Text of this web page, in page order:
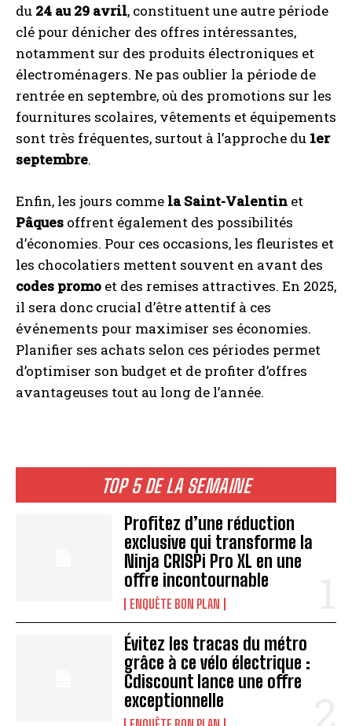
TOP 5 DE LA SEMAINE
Profitez d’une réduction
exclusive qui transforme la
Ninja CRISPi Pro XL en une
offre incontournable
ENQUÊTE BON PLAN
Évitez les tracas du métro
grâce à ce vélo électrique :
Cdiscount lance une offre
exceptionnelle
du 24 au 29 avril, constituent une autre période
clé pour dénicher des offres intéressantes,
notamment sur des produits électroniques et
électroménagers. Ne pas oublier la période de
rentrée en septembre, où des promotions sur les
fournitures scolaires, vêtements et équipements
sont très fréquentes, surtout à l’approche du 1er
septembre.
Enfin, les jours comme la Saint-Valentin et
Pâques offrent également des possibilités
d’économies. Pour ces occasions, les fleuristes et
les chocolatiers mettent souvent en avant des
codes promo et des remises attractives. En 2025,
il sera donc crucial d’être attentif à ces
événements pour maximiser ses économies.
Planifier ses achats selon ces périodes permet
d’optimiser son budget et de profiter d’offres
avantageuses tout au long de l’année.